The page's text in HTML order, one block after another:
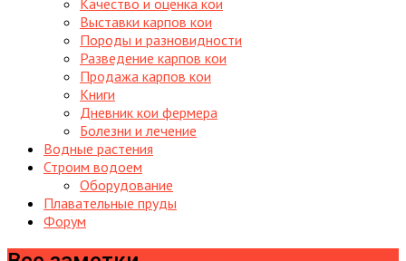
Качество и оценка кои
Выставки карпов кои
Породы и разновидности
Разведение карпов кои
Продажа карпов кои
Книги
Дневник кои фермера
Болезни и лечение
Водные растения
Строим водоем
Оборудование
Плавательные пруды
Форум